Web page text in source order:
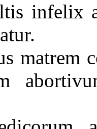
infelix
matrem